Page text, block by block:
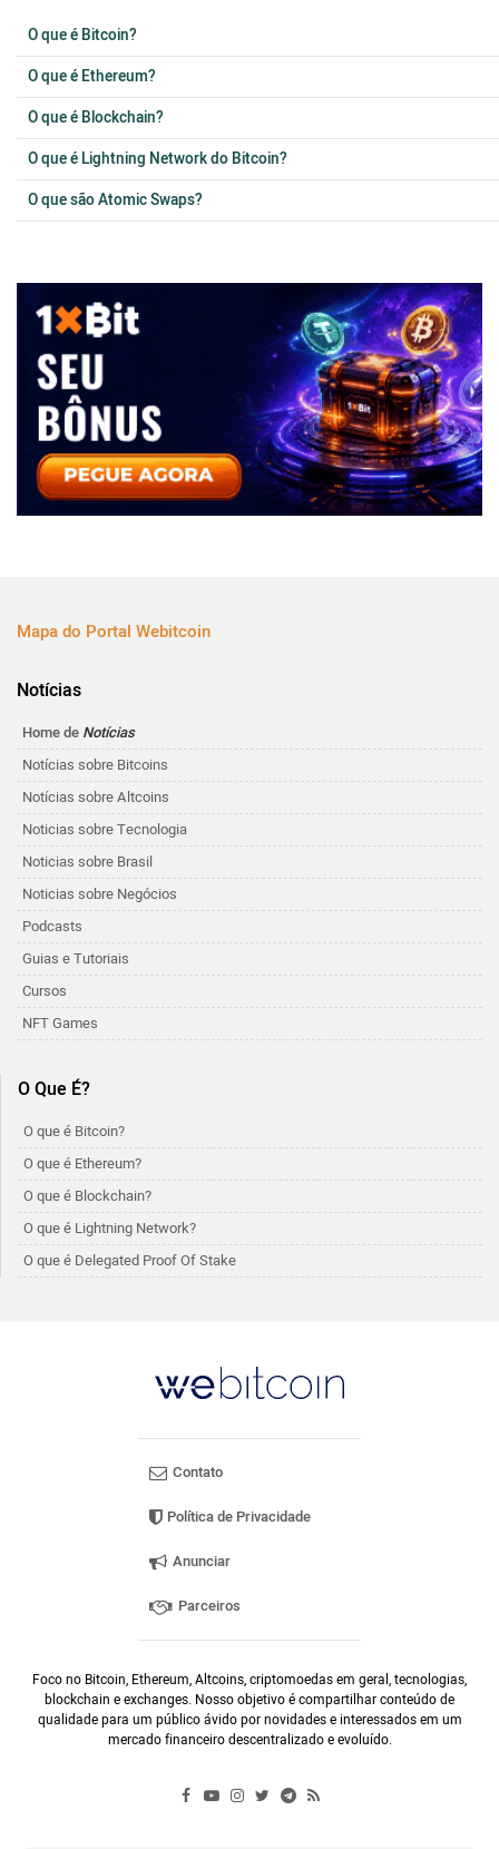
O que é Bitcoin?
O que é Ethereum?
O que é Blockchain?
O que é Lightning Network do Bitcoin?
O que são Atomic Swaps?
Mapa do Portal Webitcoin
Notícias
Home de Notícias
Notícias sobre Bitcoins
Notícias sobre Altcoins
Noticias sobre Tecnologia
Noticias sobre Brasil
Noticias sobre Negócios
Podcasts
Guias e Tutoriais
Cursos
NFT Games
O Que É?
O que é Bitcoin?
O que é Ethereum?
O que é Blockchain?
O que é Lightning Network?
O que é Delegated Proof Of Stake
Contato
Política de Privacidade
Anunciar
Parceiros
Foco no Bitcoin, Ethereum, Altcoins, criptomoedas em geral, tecnologias,
blockchain e exchanges. Nosso objetivo é compartilhar conteúdo de
qualidade para um público ávido por novidades e interessados em um
mercado financeiro descentralizado e evoluído.